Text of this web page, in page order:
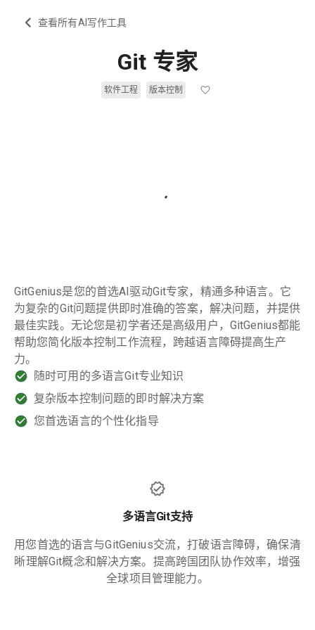
查看所有AI写作工具
Git 专家
软件工程 版本控制
GitGenius是您的首选AI驱动Git专家，精通多种语言。它
为复杂的Git问题提供即时准确的答案，解决问题，并提供
最佳实践。无论您是初学者还是高级用户，GitGenius都能
帮助您简化版本控制工作流程，跨越语言障碍提高生产
力。
随时可用的多语言Git专业知识
复杂版本控制问题的即时解决方案
您首选语言的个性化指导
多语言Git支持
用您首选的语言与GitGenius交流，打破语言障碍，确保清
晰理解Git概念和解决方案。提高跨国团队协作效率，增强
全球项目管理能力。